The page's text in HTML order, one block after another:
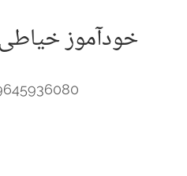
خودآموز